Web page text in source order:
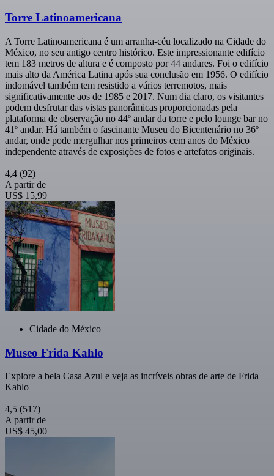
Torre Latinoamericana
A Torre Latinoamericana é um arranha-céu localizado na Cidade do
México, no seu antigo centro histórico. Este impressionante edifício
tem 183 metros de altura e é composto por 44 andares. Foi o edifício
mais alto da América Latina após sua conclusão em 1956. O edifício
indomável também tem resistido a vários terremotos, mais
significativamente aos de 1985 e 2017. Num dia claro, os visitantes
podem desfrutar das vistas panorâmicas proporcionadas pela
plataforma de observação no 44º andar da torre e pelo lounge bar no
41º andar. Há também o fascinante Museu do Bicentenário no 36º
andar, onde pode mergulhar nos primeiros cem anos do México
independente através de exposições de fotos e artefatos originais.
4,4 (92)
A partir de
US$ 15,99
Cidade do México
Museo Frida Kahlo
Explore a bela Casa Azul e veja as incríveis obras de arte de Frida
Kahlo
4,5 (517)
A partir de
US$ 45,00